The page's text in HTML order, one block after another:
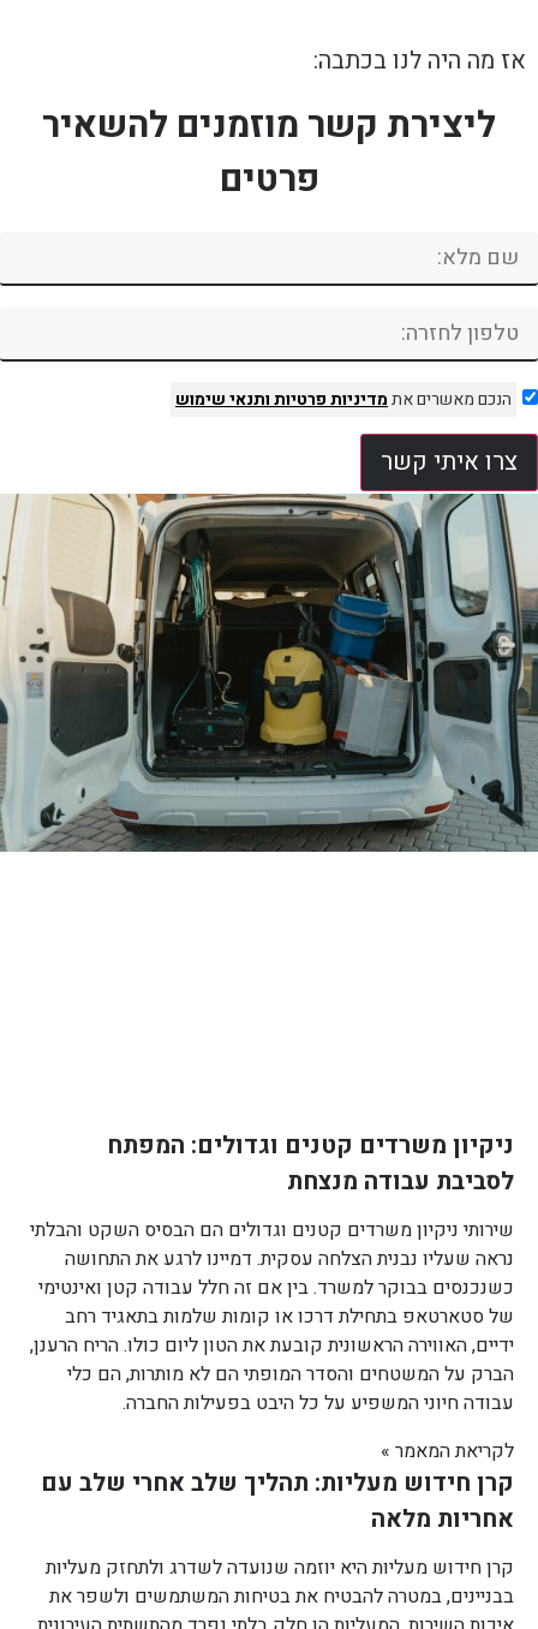
אז מה היה לנו בכתבה:
ליצירת קשר מוזמנים להשאיר
פרטים
הנכם מאשרים אתמדיניות פרטיותותנאי שימוש
צרו איתי קשר
ניקיון משרדים קטנים וגדולים: המפתח
לסביבת עבודה מנצחת
שירותי ניקיון משרדים קטנים וגדולים הם הבסיס השקט והבלתי
נראה שעליו נבנית הצלחה עסקית. דמיינו לרגע את התחושה
כשנכנסים בבוקר למשרד. בין אם זה חלל עבודה קטן ואינטימי
של סטארטאפ בתחילת דרכו או קומות שלמות בתאגיד רחב
ידיים, האווירה הראשונית קובעת את הטון ליום כולו. הריח הרענן,
הברק על המשטחים והסדר המופתי הם לא מותרות, הם כלי
עבודה חיוני המשפיע על כל היבט בפעילות החברה.
לקריאת המאמר »
קרן חידוש מעליות: תהליך שלב אחרי שלב עם
אחריות מלאה
קרן חידוש מעליות היא יוזמה שנועדה לשדרג ולתחזק מעליות
בבניינים, במטרה להבטיח את בטיחות המשתמשים ולשפר את